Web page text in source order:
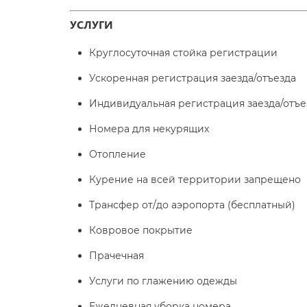
УСЛУГИ
Круглосуточная стойка регистрации
Ускоренная регистрация заезда/отъезда
Индивидуальная регистрация заезда/
Номера для некурящих
Отопление
Курение на всей территории запрещено
Трансфер от/до аэропорта (бесплатный)
Ковровое покрытие
Прачечная
Услуги по глажению одежды